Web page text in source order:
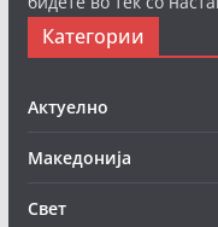
Категории
Актуелно
Македонија
Свет